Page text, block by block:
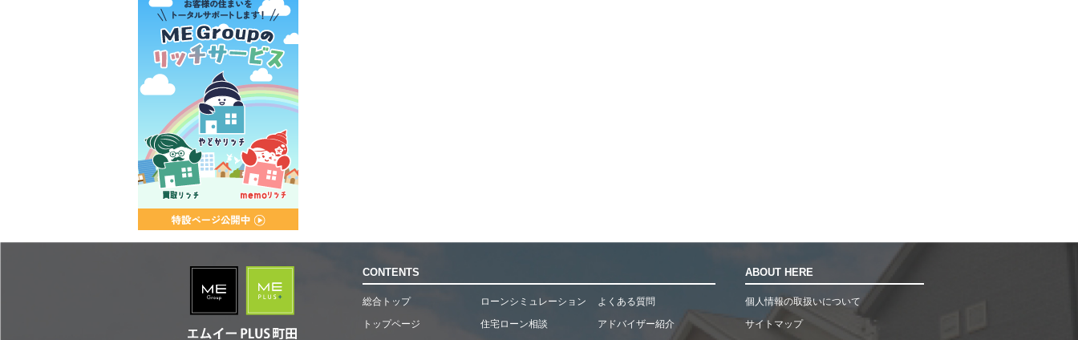
CONTENTS
総合トップ
トップページ
ローンシミュレーション
住宅ローン相談
よくある質問
アドバイザー紹介
ABOUT HERE
個人情報の取扱いについて
サイトマップ